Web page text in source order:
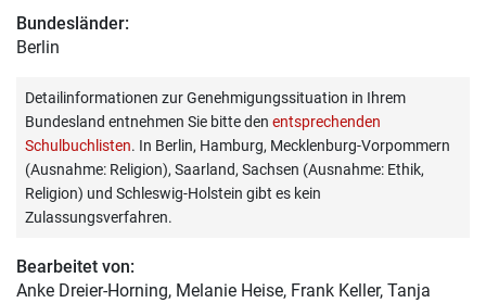
Bundesländer:
Berlin
Detailinformationen zur Genehmigungssituation in Ihrem
Bundesland entnehmen Sie bitte den entsprechenden
Schulbuchlisten. In Berlin, Hamburg, Mecklenburg-Vorpommern
(Ausnahme: Religion), Saarland, Sachsen (Ausnahme: Ethik,
Religion) und Schleswig-Holstein gibt es kein
Zulassungsverfahren.
Bearbeitet von:
Anke Dreier-Horning, Melanie Heise, Frank Keller, Tanja